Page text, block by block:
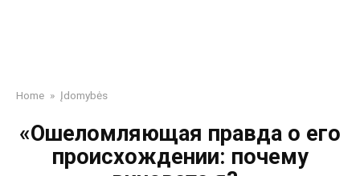
Home » Įdomybės
«Ошеломляющая правда о его
происхождении: почему